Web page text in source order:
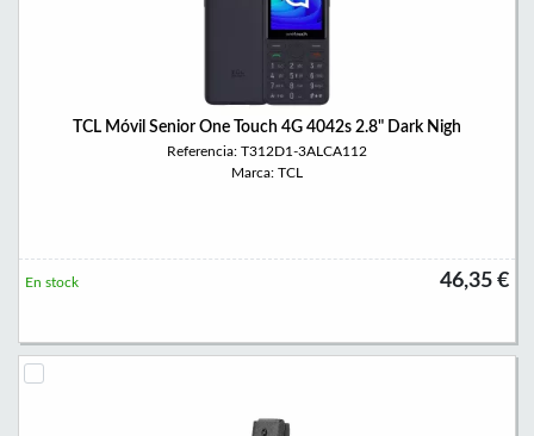
TCL Móvil Senior One Touch 4G 4042s 2.8" Dark Nigh
Referencia: T312D1-3ALCA112
Marca: TCL
46,35 €
En stock